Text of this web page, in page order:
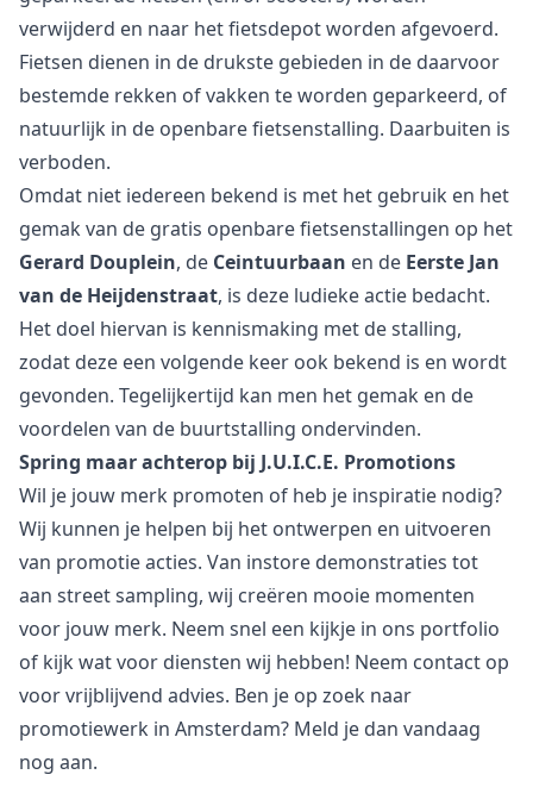
verwijderd en naar het fietsdepot worden afgevoerd.
Fietsen dienen in de drukste gebieden in de daarvoor
bestemde rekken of vakken te worden geparkeerd, of
natuurlijk in de openbare fietsenstalling. Daarbuiten is
verboden.
Omdat niet iedereen bekend is met het gebruik en het
gemak van de gratis openbare fietsenstallingen op het
Gerard Douplein, de Ceintuurbaan en de Eerste Jan
van de Heijdenstraat, is deze ludieke actie bedacht.
Het doel hiervan is kennismaking met de stalling,
zodat deze een volgende keer ook bekend is en wordt
gevonden. Tegelijkertijd kan men het gemak en de
voordelen van de buurtstalling ondervinden.
Spring maar achterop bij J.U.I.C.E. Promotions
Wil je jouw merk promoten of heb je inspiratie nodig?
Wij kunnen je helpen bij het ontwerpen en uitvoeren
van promotie acties. Van instore demonstraties tot
aan street sampling, wij creëren mooie momenten
voor jouw merk. Neem snel een kijkje in ons portfolio
of kijk wat voor diensten wij hebben! Neem contact op
voor vrijblijvend advies. Ben je op zoek naar
promotiewerk in Amsterdam? Meld je dan vandaag
nog aan.